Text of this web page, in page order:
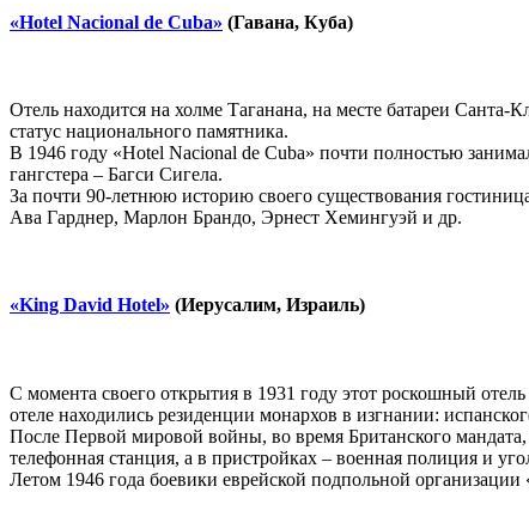
«Hotel Nacional de Cuba» (Гавана, Куба)
Отель находится на холме Таганана, на месте батареи
статус национального памятника.
В 1946 году «Hotel Nacional de Cuba» почти полностью
гангстера – Багси Сигела.
За почти 90-летнюю историю своего существования
Ава Гарднер, Марлон Брандо, Эрнест Хемингуэй и др.
«King David Hotel» (Иерусалим, Израиль)
С момента своего открытия в 1931 году этот роскошный
отеле находились резиденции монархов в изгнании:
После Первой мировой войны, во время Британского
телефонная станция, а в пристройках – военная полиция и
Летом 1946 года боевики еврейской подпольной организации